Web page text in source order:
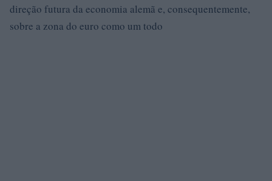
direção futura da economia alemã e, consequentemente,
sobre a zona do euro como um todo